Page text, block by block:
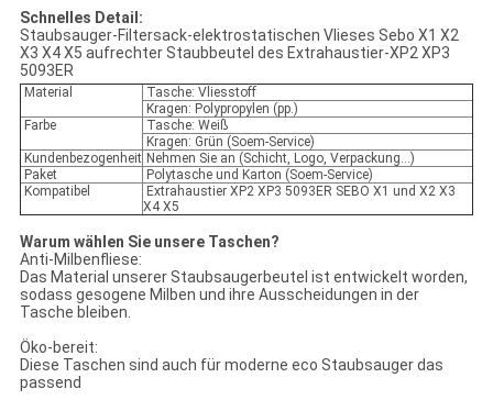
Schnelles Detail:
Staubsauger-Filtersack-elektrostatischen Vlieses Sebo X1 X2
X3 X4 X5 aufrechter Staubbeutel des Extrahaustier-XP2 XP3
5093ER
Material
Tasche: Vliesstoff
Kragen: Polypropylen (pp.)
Farbe
Tasche: Weiß
Kragen: Grün (Soem-Service)
Kundenbezogenheit Nehmen Sie an (Schicht, Logo, Verpackung…)
Paket
Polytasche und Karton (Soem-Service)
Kompatibel
Extrahaustier XP2 XP3 5093ER SEBO X1 und X2 X3
X4 X5
Warum wählen Sie unsere Taschen?
Anti-Milbenfliese:
Das Material unserer Staubsaugerbeutel ist entwickelt worden,
sodass gesogene Milben und ihre Ausscheidungen in der
Tasche bleiben.
Öko-bereit:
Diese Taschen sind auch für moderne eco Staubsauger das
passend